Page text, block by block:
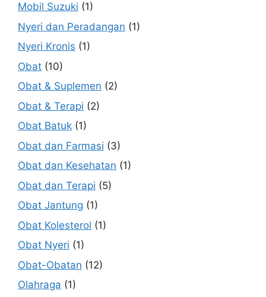
Mobil Suzuki (1)
Nyeri dan Peradangan (1)
Nyeri Kronis (1)
Obat (10)
Obat & Suplemen (2)
Obat & Terapi (2)
Obat Batuk (1)
Obat dan Farmasi (3)
Obat dan Kesehatan (1)
Obat dan Terapi (5)
Obat Jantung (1)
Obat Kolesterol (1)
Obat Nyeri (1)
Obat-Obatan (12)
Olahraga (1)